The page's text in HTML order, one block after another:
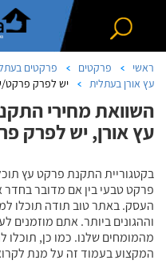
ראשי פרקטים פרקטים
עץ אורן בעתלית
יש לפרק פרקט/
השוואת מחירי
עץ אורן, יש לפרק
בקטגוריית התקנת פרקט עץ
פרקט טבעי בין אם מדובר
העסק. באתר טוב תודה תוכלו
וההגונים ביותר. אתם מוזמנים
מהמומחים שלנו. כמו כן, תוכלו
המקצוע בעמוד זה על מנת